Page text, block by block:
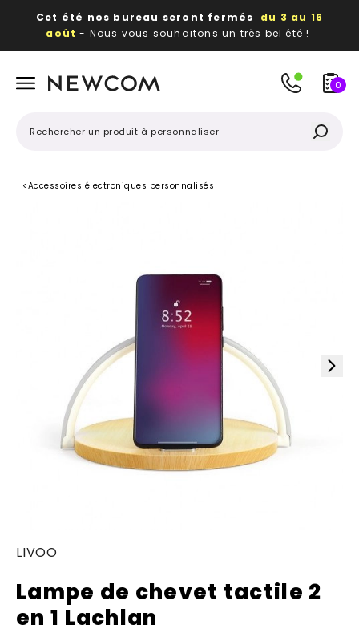
Cet été nos bureau seront fermés du 3 au 16
août - Nous vous souhaitons un très bel été !
publicitaires
0
< Accessoires électroniques personnalisés
LIVOO
Lampe de chevet tactile 2
en 1 Lachlan